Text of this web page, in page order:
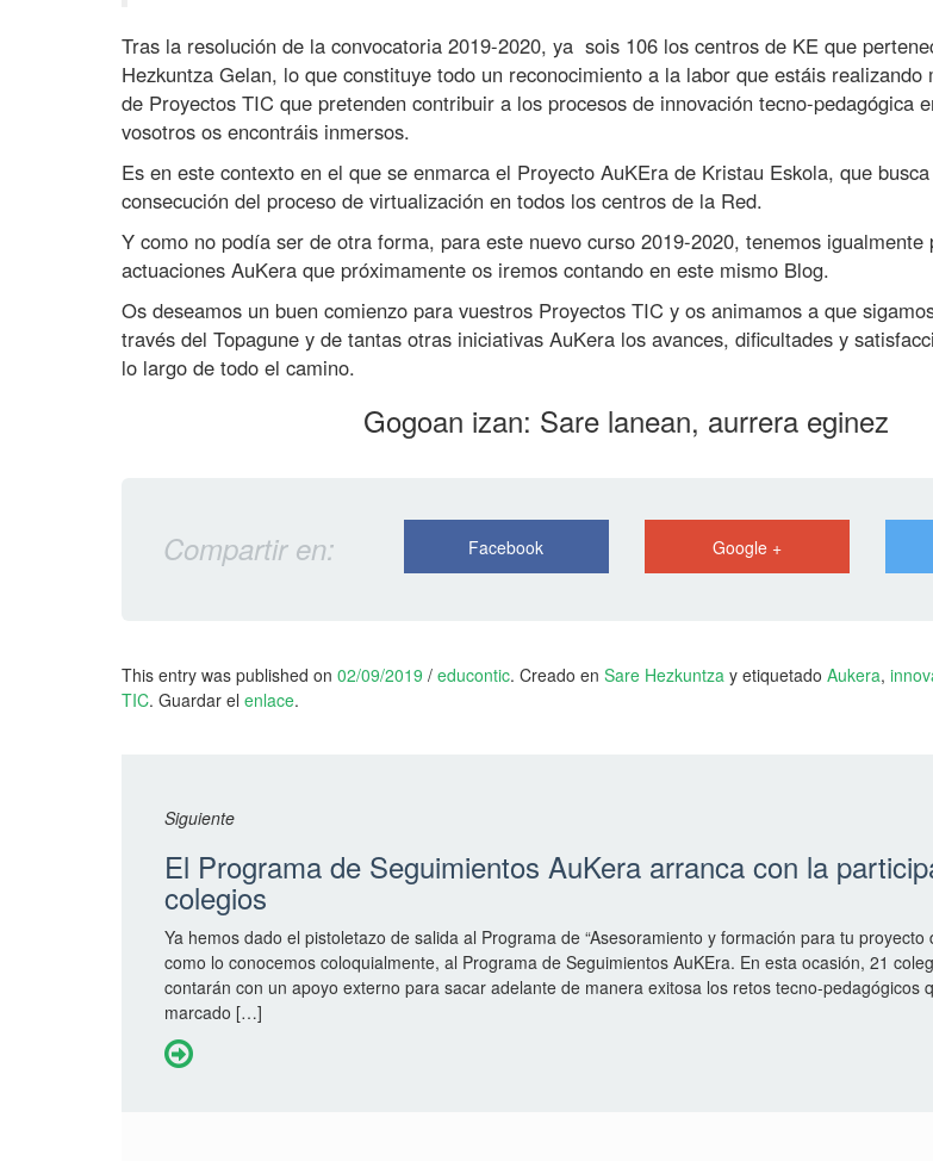
r
t
e
n
e
c
é
i
s
a
l
a
z
k
Tras la resolución de la convocatoria 2019-2020, ya sois 106 los centros de KE que
Hezkuntza Gelan, lo que constituye todo un reconocimiento a la labor que estáis
de Proyectos TIC que pretenden contribuir a los procesos de innovación tecno-pedagógica
vosotros os encontráis inmersos.
Es en este contexto en el que se enmarca el Proyecto AuKEra de Kristau Eskola, que
consecución del proceso de virtualización en todos los centros de la Red.
Y como no podía ser de otra forma, para este nuevo curso 2019-2020, tenemos igualmente
actuaciones AuKera que próximamente os iremos contando en este mismo Blog.
Os deseamos un buen comienzo para vuestros Proyectos TIC y os animamos a que
través del Topagune y de tantas otras iniciativas AuKera los avances, dificultades y
lo largo de todo el camino.
Gogoan izan: Sare lanean, aurrera eginez
Compartir en: Facebook Google +
This entry was published on 02/09/2019 a
d
e
d
o
/ educontic. Creado en Sare Hezkuntza y etiquetado Aukera,
TIC. Guardar el enlace.
Siguiente
El Programa de Seguimientos AuKera arranca con la
colegios
Ya hemos dado el pistoletazo de salida al Programa de “Asesoramiento y formación para tu proyecto
como lo conocemos coloquialmente, al Programa de Seguimientos AuKEra. En esta ocasión, 21
contarán con un apoyo externo para sacar adelante de manera exitosa los retos tecno-pedagógicos
marcado […]